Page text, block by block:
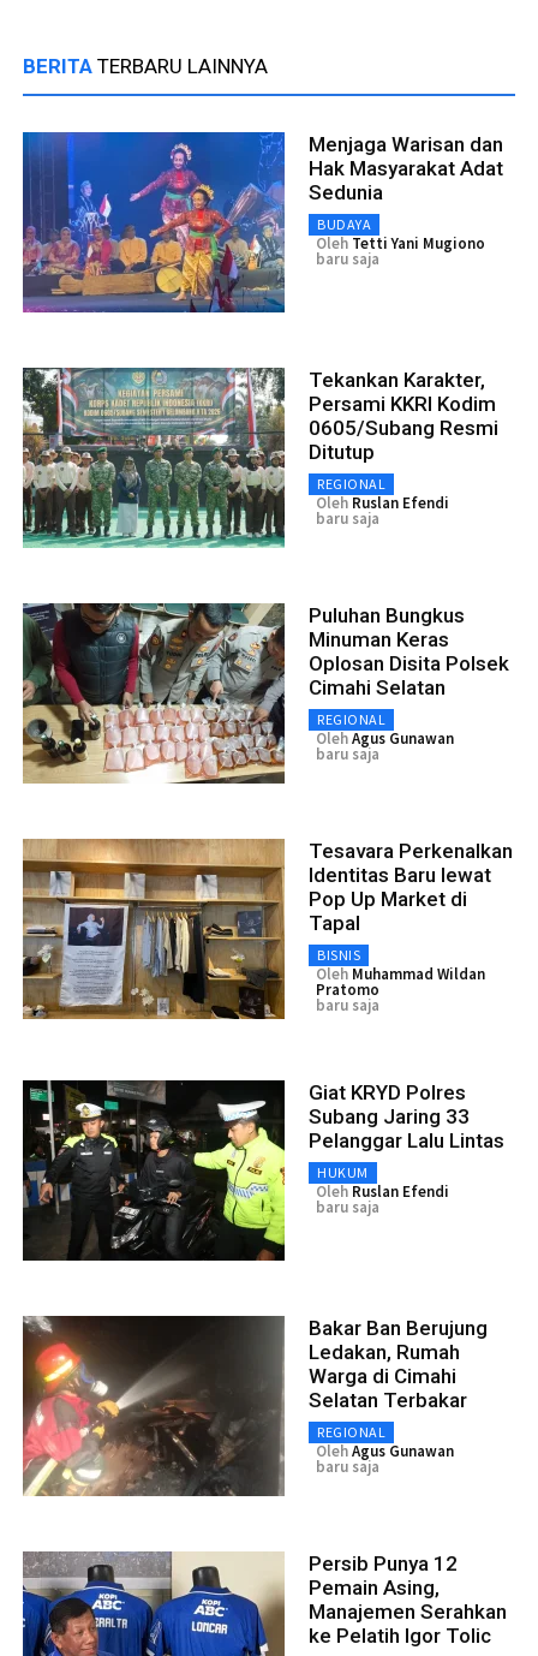
BERITA TERBARU LAINNYA
Menjaga Warisan dan
Hak Masyarakat Adat
Sedunia
BUDAYA
Oleh Tetti Yani Mugiono
baru saja
Tekankan Karakter,
Persami KKRI Kodim
0605/Subang Resmi
Ditutup
REGIONAL
Oleh Ruslan Efendi
baru saja
Puluhan Bungkus
Minuman Keras
Oplosan Disita Polsek
Cimahi Selatan
REGIONAL
OlehAgus Gunawan
baru saja
Tesavara Perkenalkan
Identitas Baru lewat
Pop Up Market di
Tapal
BISNIS
Oleh Muhammad Wildan
Pratomo
baru saja
Giat KRYD Polres
Subang Jaring 33
Pelanggar Lalu Lintas
HUKUM
Oleh Ruslan Efendi
baru saja
Bakar Ban Berujung
Ledakan, Rumah
Warga di Cimahi
Selatan Terbakar
REGIONAL
OlehAgus Gunawan
baru saja
Persib Punya 12
Pemain Asing,
Manajemen Serahkan
ke Pelatih Igor Tolic